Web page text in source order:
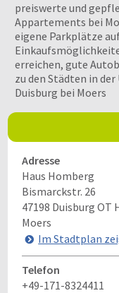
preiswerte und
Appartements bei
eigene Parkplätze
erreichen, gute
zu den Städten in
Duisburg bei Moers
Adresse
Haus Homberg
Bismarckstr. 26
47198 Duisburg OT
Moers
Im Stadtplan
Telefon
+49-171-8324411